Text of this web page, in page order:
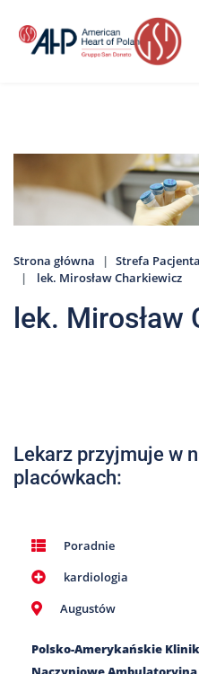
treści
Strefa
Pacjenta
O
nas
Marki
AHP
Galeria
302
Strona główna Strefa Pacjenta
lek. Mirosław Charkiewicz
lek.
Lekarz przyjmuje w
placówkach:
Poradnie
kardiologia
Augustów
Polsko-Amerykańskie